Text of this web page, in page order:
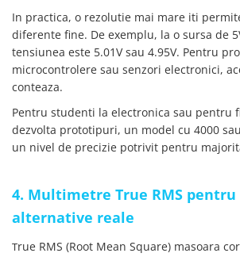
Descarcatoare de Supratensiune
Contactoare
Blocuri de Distributie
Tablouri Electrice
Accesorii Tablouri Electrice
Stabilizatoare de Tensiune
Convertoare de Tensiune
Panouri Fotovoltaice
Smart Home
Intrerupatoare Smart
In practica, o rezolutie mai mare iti
diferente fine. De exemplu, la o sursa de
tensiunea este 5.01V sau 4.95V. Pentru
microcontrolere sau senzori electronici,
conteaza.
Pentru studenti la electronica sau pentru
dezvolta prototipuri, un model cu 4000
un nivel de precizie potrivit pentru
4. Multimetre True RMS pentru
alternative reale
True RMS (Root Mean Square) masoara